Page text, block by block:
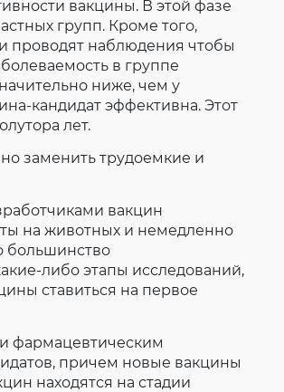
вакцины. В этой фазе
групп. Кроме того,
проводят наблюдения чтобы
в группе
ниже, чем у
кандидат эффективна. Этот
лет.
заменить трудоемкие и
вакцин
на животных и немедленно
большинство
либо этапы исследований,
ставиться на первое
фармацевтическим
причем новые вакцины
находятся на стадии